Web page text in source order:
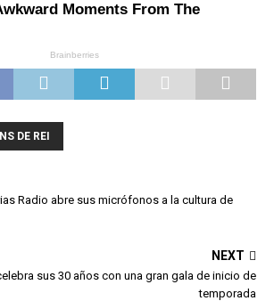
DE REI
Radio abre sus micrófonos a la cultura de
NEXT
sus 30 años con una gran gala de inicio de
temporada